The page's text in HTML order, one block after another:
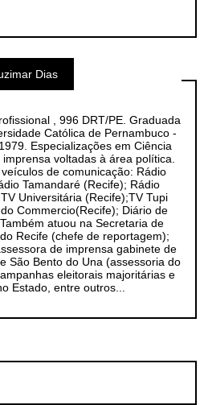
Dias
, 996 DRT/PE. Graduada
Católica de Pernambuco -
Especializações em Ciência
voltadas à área política.
de comunicação: Rádio
Tamandaré (Recife); Rádio
Universitária (Recife);TV Tupi
Commercio(Recife); Diário de
atuou na Secretaria de
Recife (chefe de reportagem);
de imprensa gabinete de
São Bento do Una (assessoria do
eleitorais majoritárias e
Estado, entre outros...